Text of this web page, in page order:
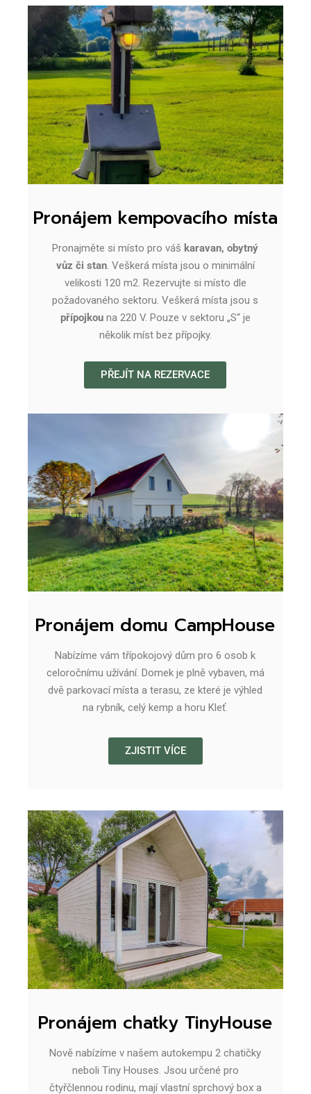
Pronájem kempovacího místa
Pronajměte si místo pro váš karavan, obytný
vůz či stan. Veškerá místa jsou o minimální
velikosti 120 m2 . Rezervujte si místo dle
požadovaného sektoru. Veškerá místa jsou s
přípojkouna 220 V. Pouze v sektoru „S“ je
několik míst bez přípojky.
PŘEJÍT NA REZERVACE
Pronájem domu CampHouse
Nabízíme vám třípokojový dům pro 6 osob k
celoročnímu užívání. Domek je plně vybaven, má
dvě parkovací místa a terasu, ze které je výhled
na rybník, celý kemp a horu Kleť.
ZJISTIT VÍCE
Pronájem chatky TinyHouse
Nově nabízíme v našem autokempu 2 chatičky
neboli Tiny Houses. Jsou určené pro
čtyřčlennou rodinu, mají vlastní sprchový box a